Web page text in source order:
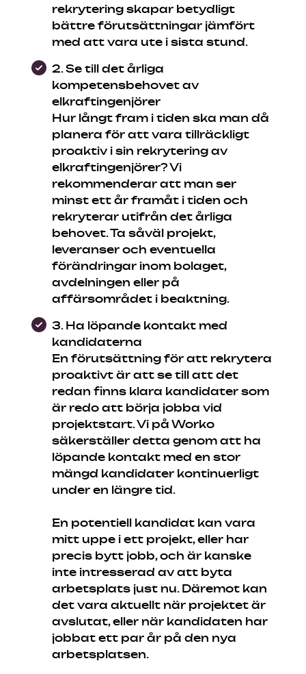
rekrytering skapar betydligt
bättre förutsättningar jämfört
med att vara ute i sista stund.
2. Se till det årliga
kompetensbehovet av
elkraftingenjörer
Hur långt fram i tiden ska man då
planera för att vara tillräckligt
proaktiv i sin rekrytering av
elkraftingenjörer? Vi
rekommenderar att man ser
minst ett år framåt i tiden och
rekryterar utifrån det årliga
behovet. Ta såväl projekt,
leveranser och eventuella
förändringar inom bolaget,
avdelningen eller på
affärsområdet i beaktning.
3. Ha löpande kontakt med
kandidaterna
En förutsättning för att rekrytera
proaktivt är att se till att det
redan finns klara kandidater som
är redo att börja jobba vid
projektstart. Vi på Worko
säkerställer detta genom att ha
löpande kontakt med en stor
mängd kandidater kontinuerligt
under en längre tid.
En potentiell kandidat kan vara
mitt uppe i ett projekt, eller har
precis bytt jobb, och är kanske
inte intresserad av att byta
arbetsplats just nu. Däremot kan
det vara aktuellt när projektet är
avslutat, eller när kandidaten har
jobbat ett par år på den nya
arbetsplatsen.